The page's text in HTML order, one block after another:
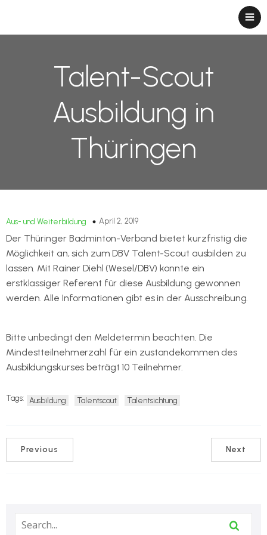
Talent-Scout
Ausbildung in
Thüringen
Aus- und Weiterbildung April 2, 2019
Der Thüringer Badminton-Verband bietet kurzfristig die
Möglichkeit an, sich zum DBV Talent-Scout ausbilden zu
lassen. Mit Rainer Diehl (Wesel/DBV) konnte ein
erstklassiger Referent für diese Ausbildung gewonnen
werden. Alle Informationen gibt es in der Ausschreibung.
Bitte unbedingt den Meldetermin beachten. Die
Mindestteilnehmerzahl für ein zustandekommen des
Ausbildungskurses beträgt 10 Teilnehmer.
Tags: Ausbildung Talentscout Talentsichtung
Previous Next